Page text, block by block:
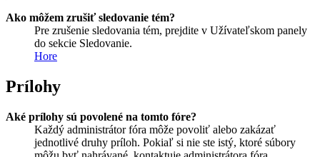
Ako môžem zrušiť sledovanie tém?
Pre zrušenie sledovania tém, prejdite v Užívateľskom panely
do sekcie Sledovanie.
Hore
Prílohy
Aké prílohy sú povolené na tomto fóre?
Každý administrátor fóra môže povoliť alebo zakázať
jednotlivé druhy príloh. Pokiaľ si nie ste istý, ktoré súbory